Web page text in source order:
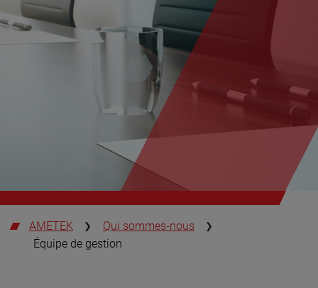
AMETEK
Qui sommes-nous
Équipe de gestion